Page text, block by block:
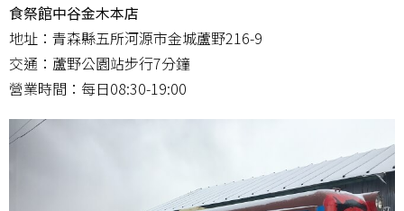
食祭館中谷金木本店
地址：青森縣五所河源市金城蘆野216-9
交通：蘆野公園站步行7分鐘
營業時間：每日08:30-19:00